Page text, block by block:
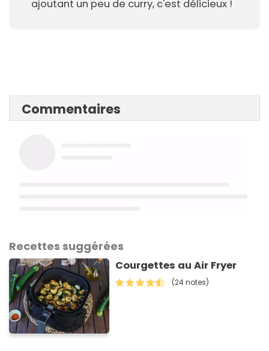
ajoutant un peu de curry, c'est délicieux !
Commentaires
Recettes suggérées
Courgettes au Air Fryer
(24 notes)